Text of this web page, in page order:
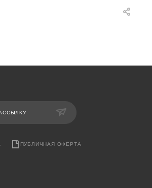
ПУБЛИЧНАЯ ОФЕРТА